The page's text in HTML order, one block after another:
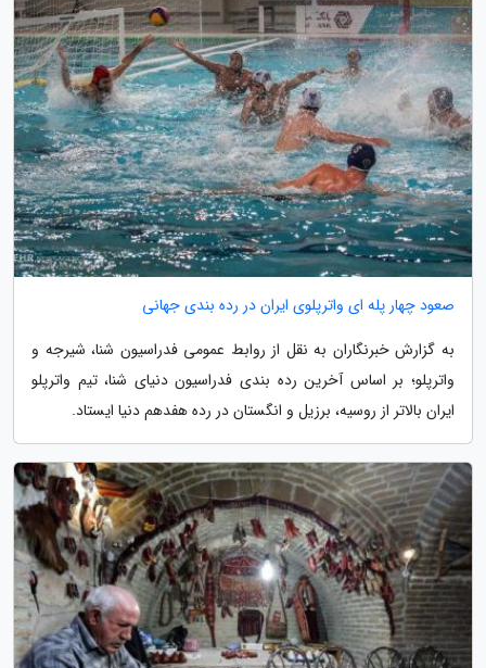
صعود چهار پله ای واترپلوی ایران در رده بندی جهانی
به گزارش خبرنگاران به نقل از روابط عمومی فدراسیون شنا، شیرجه و
واترپلو؛ بر اساس آخرین رده بندی فدراسیون دنیای شنا، تیم واترپلو
ایران بالاتر از روسیه، برزیل و انگستان در رده هفدهم دنیا ایستاد.